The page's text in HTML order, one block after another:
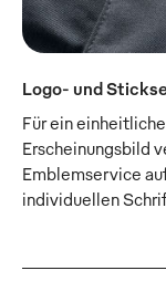
Logo- und
Für ein
Erscheinungsbild
Emblemservice
individuellen